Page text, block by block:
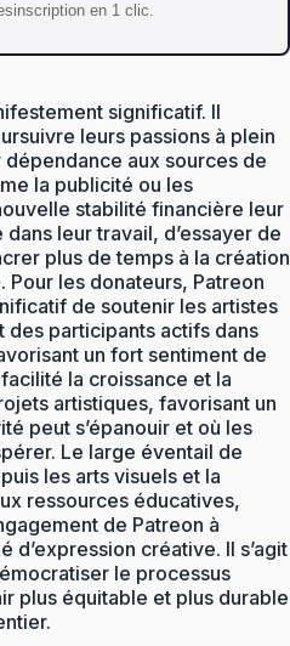
en 1 clic.
significatif. Il
leurs passions à plein
aux sources de
la publicité ou les
stabilité financière leur
leur travail, d’essayer de
plus de temps à la création
Pour les donateurs, Patreon
de soutenir les artistes
des participants actifs dans
un fort sentiment de
la croissance et la
artistiques, favorisant un
peut s’épanouir et où les
Le large éventail de
les arts visuels et la
ressources éducatives,
de Patreon à
d’expression créative. Il s’agit
le processus
plus équitable et plus durable